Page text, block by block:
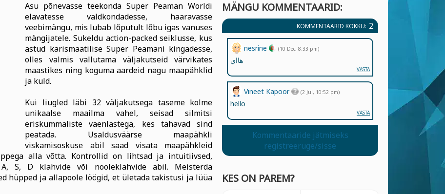
Asu põnevasse teekonda Super Peaman Worldi
elavatesse valdkondadesse, haaravasse
veebimängu, mis lubab lõputult lõbu igas vanuses
mängijatele. Sukeldu action-packed seiklusse, kus
astud karismaatilise Super Peamani kingadesse,
olles valmis vallutama väljakutseid värvikates
maastikes ning koguma aardeid nagu maapähklid
ja kuld.
Kui liugled läbi 32 väljakutsega taseme kolme
unikaalse maailma vahel, seisad silmitsi
eriskummaliste vaenlastega, kes tahavad sind
peatada. Usaldusväärse maapähkli
viskamisoskuse abil saad visata maapähkleid
alla võtta. Kontrollid on lihtsad ja intuitiivsed,
S, D klahvide või nooleklahvide abil. Meisterda
hüpped ja allapoole löögid, et ületada takistusi ja lüüa
MÄNGU KOMMENTAARID:
KOMMENTAARID KOKKU: 2
Vineet Kapoor (2 Jul, 10:52 pm)
hello
VASTA
nesrine (10 Dec, 8:33 pm)
هااي
VASTA
Kommentaaride jätmiseks
registreeruge/sisse
KES ON PAREM?